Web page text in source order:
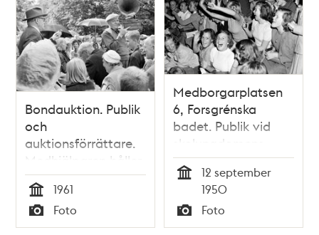
Bondauktion. Publik
och
auktionsförrättare.
Medhjälparen håller
upp en
trattgrammofon
Tid
1961
Typ
Foto
Medborgarplatsen
6, Forsgrénska
badet. Publik vid
skolungdomens
simtävlingar
12 september
1950
Typ
Foto